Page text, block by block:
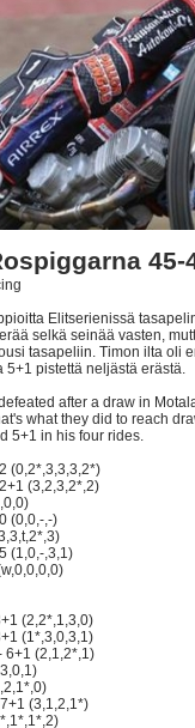
45-
Elitserienissä
selkä seinää vasten,
tasapeliin. Timon ilta oli
5+1 pistettä neljästä erästä.
after a draw in
what they did to reach
5+1 in his four rides.
(0,2*,3,3,3,2*)
(3,2,3,2*,2)
(0,0,-,-)
(1,0,-,3,1)
(2,2*,1,3,0)
(1*,3,0,3,1)
6+1 (2,1,2*,1)
(3,1,2,1*)